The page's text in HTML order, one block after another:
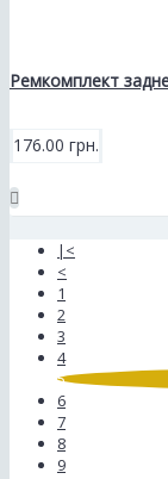
Ремкомплект
176.00 грн.
|<
<
1
2
3
4
5
6
7
8
9